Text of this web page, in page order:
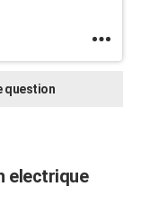
question
electrique